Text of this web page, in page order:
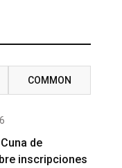
COMMON
de
inscripciones